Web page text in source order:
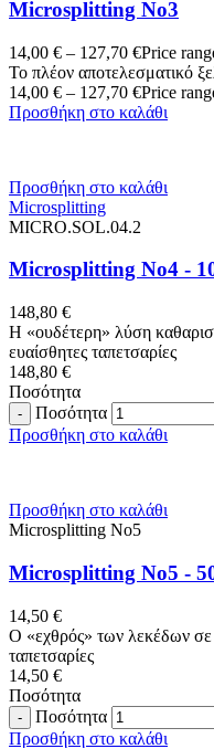
Microsplitting No3
14,00 € – 127,70 €Price
Το πλέον αποτελεσματικό
14,00 € – 127,70 €Price
Προσθήκη στο καλάθι
Προσθήκη στο καλάθι
Microsplitting
MICRO.SOL.04.2
Microsplitting No4 -
148,80 €
Η «ουδέτερη» λύση
ευαίσθητες ταπετσαρίες
148,80 €
Ποσότητα
Ποσότητα
Προσθήκη στο καλάθι
Προσθήκη στο καλάθι
Microsplitting No5
Microsplitting No5 -
14,50 €
Ο «εχθρός» των λεκέδων σε
ταπετσαρίες
14,50 €
Ποσότητα
Ποσότητα
Προσθήκη στο καλάθι